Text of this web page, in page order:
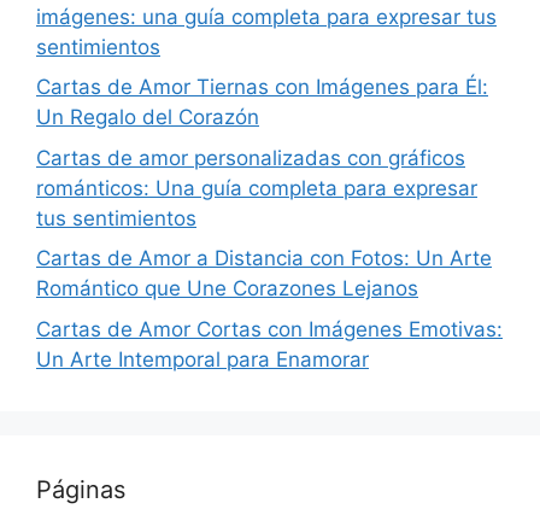
imágenes: una guía completa para expresar tus
sentimientos
Cartas de Amor Tiernas con Imágenes para Él:
Un Regalo del Corazón
Cartas de amor personalizadas con gráficos
románticos: Una guía completa para expresar
tus sentimientos
Cartas de Amor a Distancia con Fotos: Un Arte
Romántico que Une Corazones Lejanos
Cartas de Amor Cortas con Imágenes Emotivas:
Un Arte Intemporal para Enamorar
Páginas